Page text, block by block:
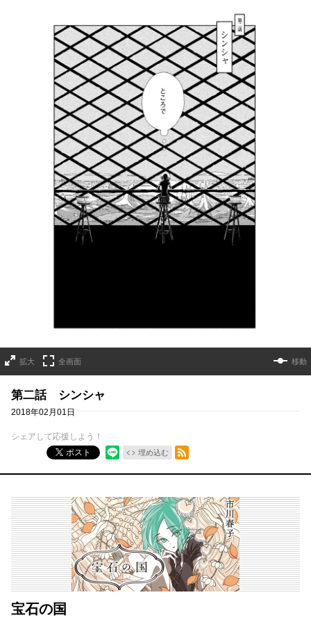
拡大 全画面 移動
第二話 シンシャ
2018年02月01日
シェアして応援しよう！
ポスト
埋め込む
RSSフィード
宝石の国